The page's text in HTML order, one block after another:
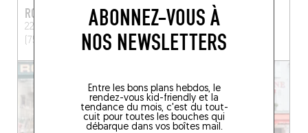
ABONNEZ-VOUS À
NOS NEWSLETTERS
Entre les bons plans hebdos, le
rendez-vous kid-friendly et la
tendance du mois, c'est du tout-
cuit pour toutes les bouches qui
débarque dans vos boîtes mail.
ROCK BOTTLES
22 Rue du RuisseauParis
(75018)
CHEZ EUGÈNE
17, pl. du Tertre, 75018
Paris, France